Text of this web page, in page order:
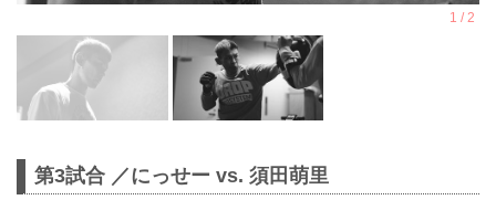
第3試合 ／にっせー vs. 須田萌里